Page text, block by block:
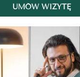
UMÓW WIZYTĘ